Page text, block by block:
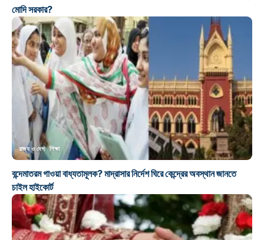
মোদি সরকার?
রাজ্য ও দেশ শিক্ষা
বন্দেমাতরম গাওয়া বাধ্যতামূলক? মাদ্রাসার নির্দেশ ঘিরে কেন্দ্রের অবস্থান জানতে
চাইল হাইকোর্ট